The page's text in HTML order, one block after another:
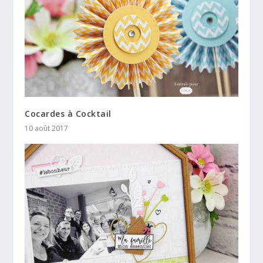
Cocardes à Cocktail
10 août 2017